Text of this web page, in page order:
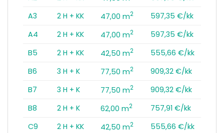
A3
2 H + KK 47,00 m2
597,35 €/kk
A4
2 H + KK 47,00 m2
597,35 €/kk
B5
2 H + KK 42,50 m2
555,66 €/kk
B6
3 H + K 77,50 m2
909,32 €/kk
B7
3 H + K 77,50 m2
909,32 €/kk
B8
2 H + K 62,00 m2
757,91 €/kk
C9
2 H + KK 42,50 m2
555,66 €/kk